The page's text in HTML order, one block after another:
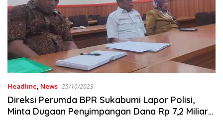
Headline, News 25/10/2023
Direksi Perumda BPR Sukabumi Lapor Polisi,
Minta Dugaan Penyimpangan Dana Rp 7,2 Miliar